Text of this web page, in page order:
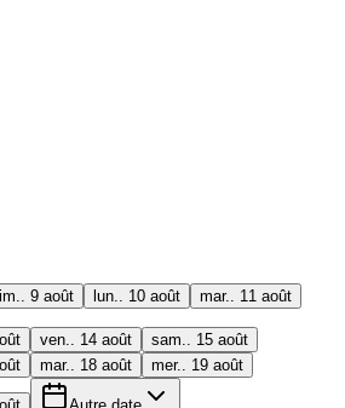
9 août lun.. 10 août mar.. 11 août
ven.. 14 août
sam.. 15 août
mar.. 18 août mer.. 19 août